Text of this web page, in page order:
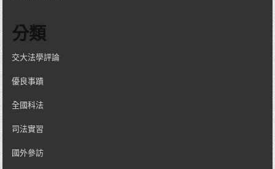
分類
交大法學評論
優良事蹟
全國科法
司法實習
國外參訪